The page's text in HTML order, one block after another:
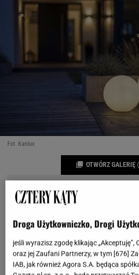
Fot. Kanlux
OTWÓRZ GALERIĘ
Droga Użytkowniczko, Drogi
jeśli wyrazisz zgodę klikając „Akceptuję”,
oraz jej Zaufani Partnerzy, w tym [676]
IAB, jak również Agora S.A. będąca